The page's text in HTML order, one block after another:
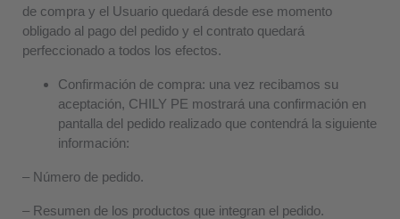
de compra y el Usuario quedará desde ese momento
obligado al pago del pedido y el contrato quedará
perfeccionado a todos los efectos.
Confirmación de compra: una vez recibamos su
aceptación, CHILY PE mostrará una confirmación en
pantalla del pedido realizado que contendrá la siguiente
información:
– Número de pedido.
– Resumen de los productos que integran el pedido.